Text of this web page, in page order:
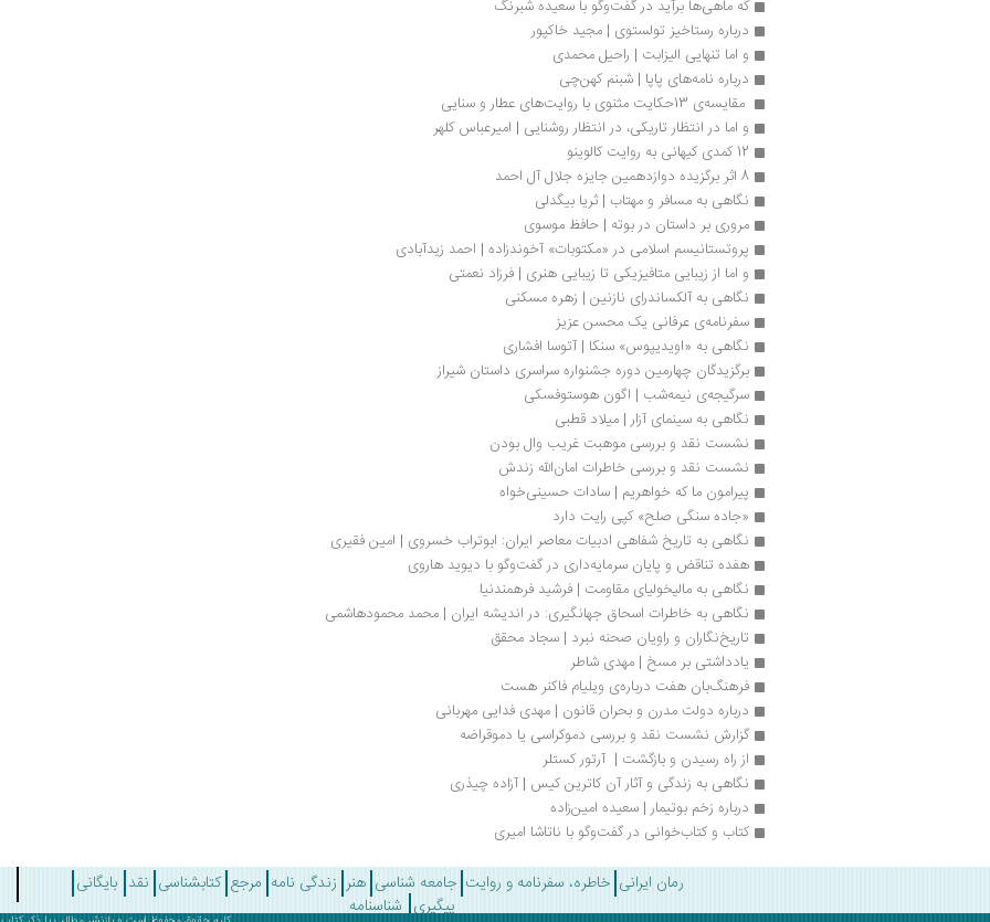
که ماهی‌ها برآید در گفت‌وگو با سعیده شبرنگ
درباره رستاخیز تولستوی | مجید خاکپور
و اما تنهایی الیزابت | راحیل محمدی
درباره نامه‌های پاپا | شبنم کهن‌چی
مقایسه‌ی 13حکایت مثنوی با روایت‌های عطار و سنایی
و اما در انتظار تاریکی، در انتظار روشنایی | امیرعباس کلهر
12 کمدی کیهانی به روایت کالوینو
8 اثر برگزیده دوازدهمین جایزه جلال آل احمد
نگاهی به مسافر و مهتاب | ثریا بیگدلی
مروری بر داستان در بوته | ‌حافظ موسوی
پروتستانیسم اسلامی در «مکتوبات» آخوندزاده | احمد زیدآبادی
و اما از زیبایی متافیزیکی تا زیبایی هنری | فرزاد نعمتی
نگاهی به آلکساندرای نازنین | زهره مسکنی
سفرنامه‌‎ی عرفانی یک محسن عزیز
نگاهی به «اويدیپوس» سنکا | آتوسا افشاری
برگزیدگان چهارمین دوره جشنواره سراسری داستان شیراز
سرگیجه‌ی نیمه‌شب | اگون هوستوفسکی
نگاهی به سینمای آزار | میلاد قطبی
نشست نقد و بررسی موهبت غریب وال بودن
نشست نقد و بررسی خاطرات امان‌الله زندش
پیرامون ما که خواهریم | سادات حسینی‌خواه
«جاده سنگی صلح» کپی رایت دارد
نگاهی به تاریخ شفاهی ادبیات معاصر ایران: ابوتراب خسروی | امین فقیری
هفده تناقض و پایان سرمایه‌داری در گفت‌و‌گو با دیوید هاروی
نگاهی به مالیخولیای مقاومت | فرشید فرهمندنیا
نگاهی به خاطرات اسحاق جهانگیری: در اندیشه ایران | محمد محمودهاشمی
تاریخ‌نگاران و راویان صحنه نبرد | سجاد محقق
یادداشتی بر مسخ | مهدی شاطر
فرهنگ‌بان هفت درباره‌ی ویلیام فاکنر هست
درباره دولت مدرن و بحران قانون | مهدی فدایی مهربانی
گزارش نشست نقد و بررسی دموکراسی یا دموقراضه
از راه رسیدن و بازگشت |  آرتور کستلر
نگاهی به زندگی و آثار آن کاترین کیس | آزاده چیذری
درباره زخم بوتیمار | سعیده امین‌زاده
کتاب و کتاب‌خوانی در گفت‌وگو با ناتاشا امیری
رمان ایرانی خاطره، سفرنامه و روایت جامعه شناسی هنر زندگی نامه مرجع کتابشناسی نقد بایگانی
پیگیری شناسنامه